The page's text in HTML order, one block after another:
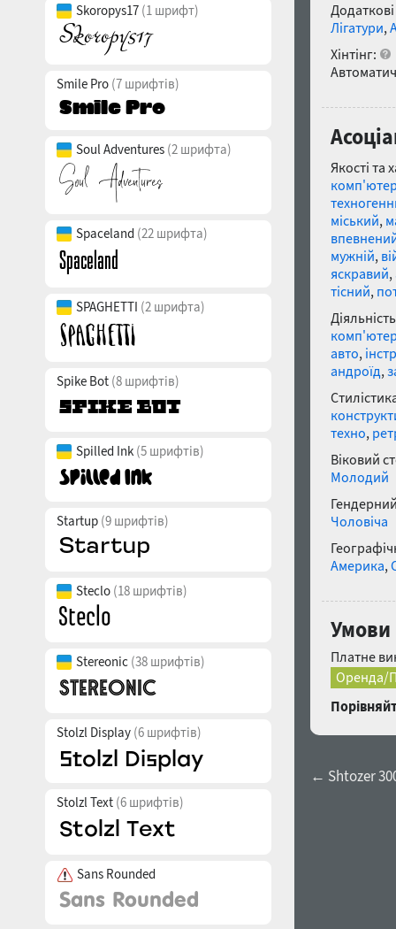
Skoropys17 (1 шрифт)
Smile Pro (7 шрифтів)
Soul Adventures (2 шрифта)
Spaceland (22 шрифта)
SPAGHETTI (2 шрифта)
Spike Bot (8 шрифтів)
Spilled Ink (5 шрифтів)
Startup (9 шрифтів)
Steclo (18 шрифтів)
Stereonic (38 шрифтів)
Stolzl Display (6 шрифтів)
Stolzl Text (6 шрифтів)
Sans Rounded
Лігатури,
Хінтінг:
Якості та
міський,
мужній,
яскравий,
тісний,
авто,
андроїд,
техно,
Віковий
Молодий
Чоловіча
Америка,
Умови
Платне
Оренда/
← Shtozer